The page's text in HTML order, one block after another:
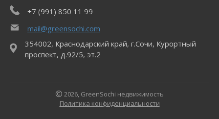
+7 (991) 850 11 99
mail@greensochi.com
354002, Краснодарский край, г.Сочи, Курортный
проспект, д.92/5, эт.2
2026, GreenSochi недвижимость
Политика конфиденциальности